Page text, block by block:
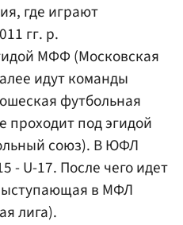
где играют
гг. р.
МФФ (Московская
идут команды
футбольная
проходит под эгидой
союз). В ЮФЛ
- U-17. После чего идет
в МФЛ
лига).